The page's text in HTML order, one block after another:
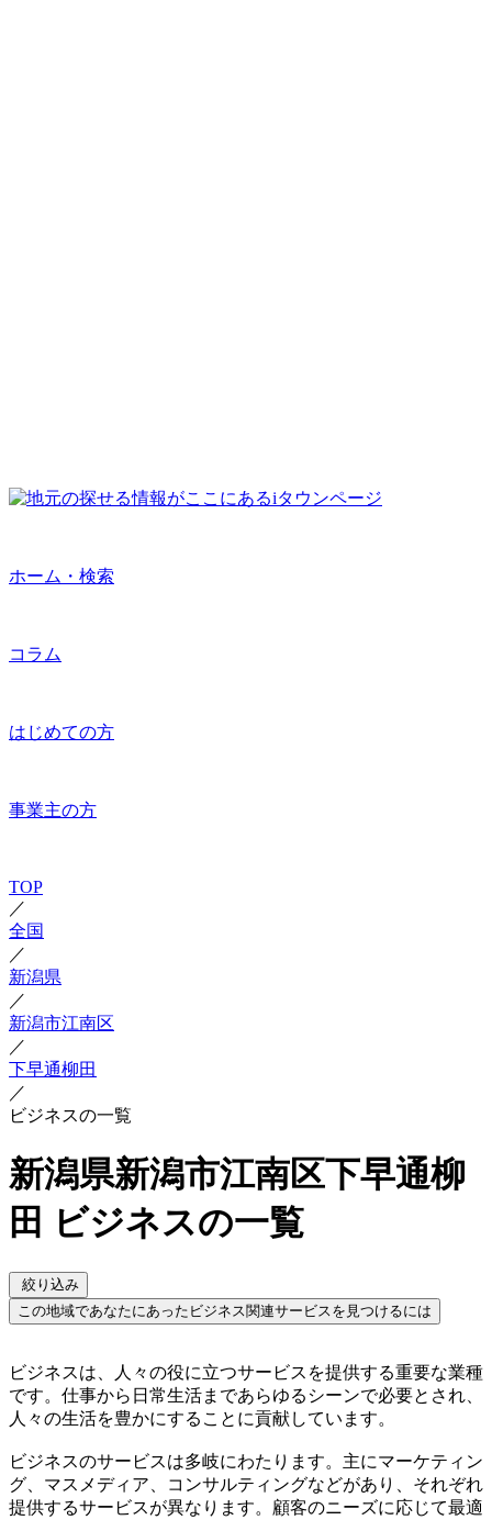
ホーム・検索
コラム
はじめての方
事業主の方
TOP
／
全国
／
新潟県
／
新潟市江南区
／
下早通柳田
／
ビジネスの一覧
新潟県新潟市江南区下早通柳
田 ビジネスの一覧
絞り込み
この地域であなたにあったビジネス関連サービスを見つけるには
ビジネスは、人々の役に立つサービスを提供する重要な業種
です。仕事から日常生活まであらゆるシーンで必要とされ、
人々の生活を豊かにすることに貢献しています。
ビジネスのサービスは多岐にわたります。主にマーケティン
グ、マスメディア、コンサルティングなどがあり、それぞれ
提供するサービスが異なります。顧客のニーズに応じて最適